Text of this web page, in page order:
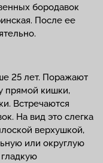
бородавок
После ее
25 лет. Поражают
прямой кишки,
Встречаются
На вид это слегка
верхушкой,
или округлую